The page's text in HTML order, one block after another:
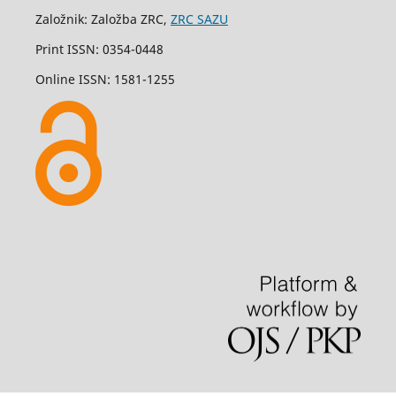
Založnik: Založba ZRC, ZRC SAZU
Print ISSN: 0354-0448
Online ISSN: 1581-1255